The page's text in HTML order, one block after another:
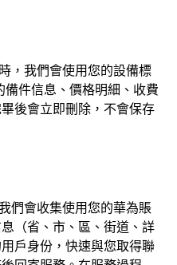
，我們會使用您的設備標
件信息、價格明細、收費
後會立即刪除，不會保存
們會收集使用您的華為賬
（省、市、區、街道、詳
戶身份，快速與您取得聯